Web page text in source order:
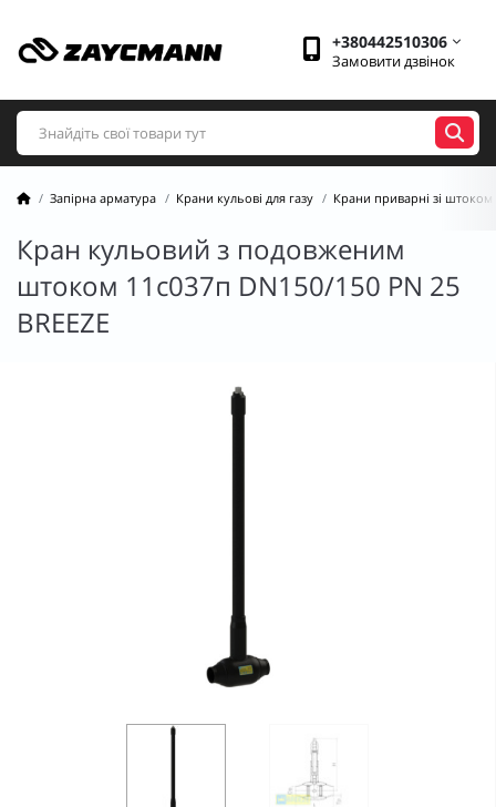
+380442510306
Замовити дзвінок
Запірна арматура Крани кульові для газу Крани приварні зі штоком
Кран кульовий з подовженим
штоком 11с037п DN150/150 PN 25
BREEZE